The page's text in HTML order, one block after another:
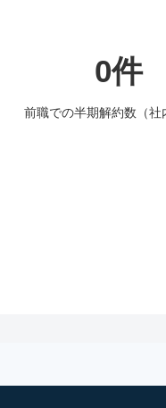
0件
前職での半期解約数（社